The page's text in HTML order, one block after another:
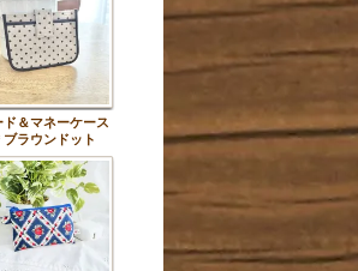
ド＆マネーケース
ブラウンドット